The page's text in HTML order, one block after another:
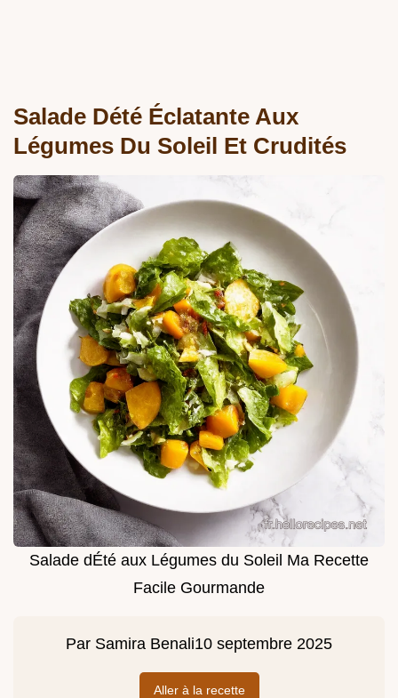
Salade Dété Éclatante Aux
Légumes Du Soleil Et Crudités
Salade dÉté aux Légumes du Soleil Ma Recette
Facile Gourmande
Par Samira Benali10 septembre 2025
Aller à la recette